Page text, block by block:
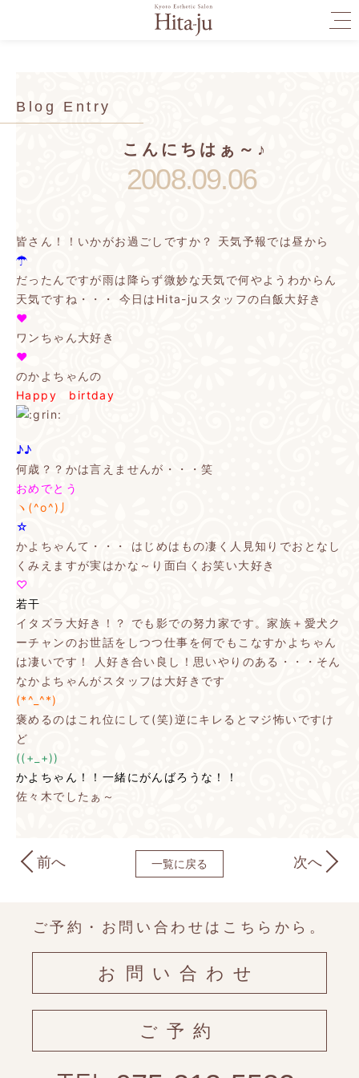
Blog Entry
こんにちはぁ～♪
2008.09.06
皆さん！！いかがお過ごしですか？
天気予報では昼から
☂
だったんですが雨は降らず微妙な天気で何やようわからん
天気ですね・・・
今日はHita-juスタッフの白飯大好き
♥
ワンちゃん大好き
♥
のかよちゃんの
Happy birtday
♪♪
何歳？？かは言えませんが・・・笑
おめでとう
ヽ(^o^)丿
☆
かよちゃんて・・・
はじめはもの凄く人見知りでおとなし
くみえますが実はかな～り面白くお笑い大好き
♡
若干
イタズラ大好き！？
でも影での努力家です。家族＋愛犬ク
ーチャンのお世話をしつつ仕事を何でもこなすかよちゃん
は凄いです！
人好き合い良し！思いやりのある・・・そん
なかよちゃんがスタッフは大好きです
(*^_^*)
褒めるのはこれ位にして(笑)逆にキレるとマジ怖いですけ
ど
((+_+))
かよちゃん！！一緒にがんばろうな！！
佐々木でしたぁ～
前へ 一覧に戻る 次へ
ご予約・お問い合わせはこちらから。
お問い合わせ
ご予約